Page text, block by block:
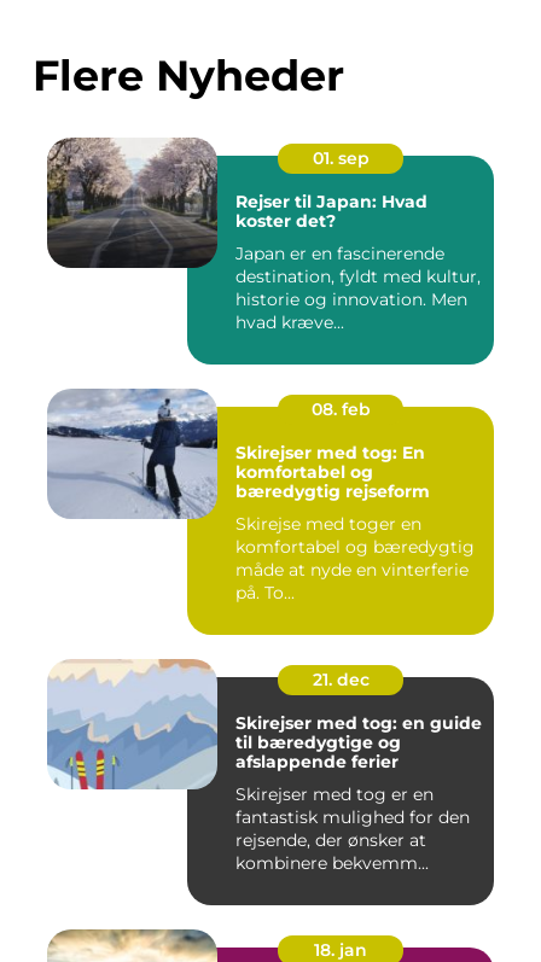
Flere Nyheder
01. sep
Rejser til Japan: Hvad
koster det?
Japan er en fascinerende
destination, fyldt med kultur,
historie og innovation. Men
hvad kræve...
08. feb
Skirejser med tog: En
komfortabel og
bæredygtig rejseform
Skirejse med toger en
komfortabel og bæredygtig
måde at nyde en vinterferie
på. To...
21. dec
Skirejser med tog: en guide
til bæredygtige og
afslappende ferier
Skirejser med tog er en
fantastisk mulighed for den
rejsende, der ønsker at
kombinere bekvemm...
18. jan